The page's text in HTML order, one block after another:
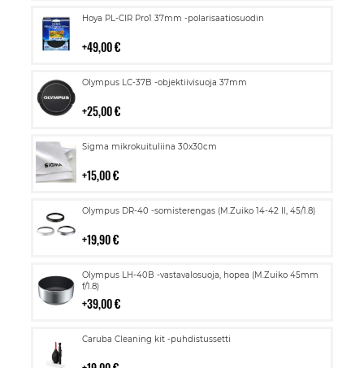
Hoya PL-CIR Pro1 37mm -polarisaatiosuodin
49,00 €
Lisää
Olympus LC-37B -objektiivisuoja 37mm
25,00 €
Lisää
Sigma mikrokuituliina 30x30cm
15,00 €
Lisää
Olympus DR-40 -somisterengas (M.Zuiko 14-42 II, 45/1.8)
19,90 €
Lisää
Olympus LH-40B -vastavalosuoja, hopea (M.Zuiko 45mm
f/1.8)
39,00 €
Lisää
ostoskoriin
Caruba Cleaning kit -puhdistussetti
Lisää